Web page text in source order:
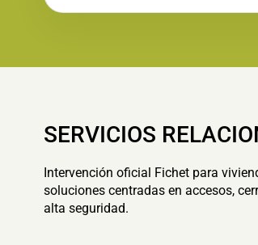
SERVICIOS
Intervención oficial Fichet para
soluciones centradas en accesos,
alta seguridad.